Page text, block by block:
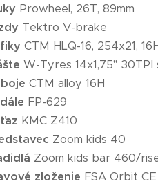
Prowheel, 26T, 89mm
Tektro V-brake
CTM HLQ-16, 254x21,
W-Tyres 14x1,75" 30TPI
CTM alloy 16H
FP-629
KMC Z410
Zoom kids 40
Zoom kids bar 460/
zloženie FSA Orbit